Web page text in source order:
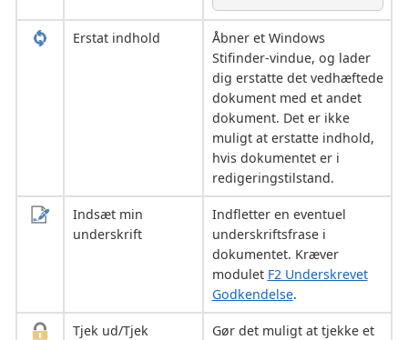
Erstat indhold
Åbner et Windows
Stifinder-vindue, og lader
dig erstatte det vedhæftede
dokument med et andet
dokument. Det er ikke
muligt at erstatte indhold,
hvis dokumentet er i
redigeringstilstand.
Indsæt min
underskrift
Indfletter en eventuel
underskriftsfrase i
dokumentet. Kræver
modulet F2 Underskrevet
Godkendelse.
Tjek ud/Tjek
Gør det muligt at tjekke et